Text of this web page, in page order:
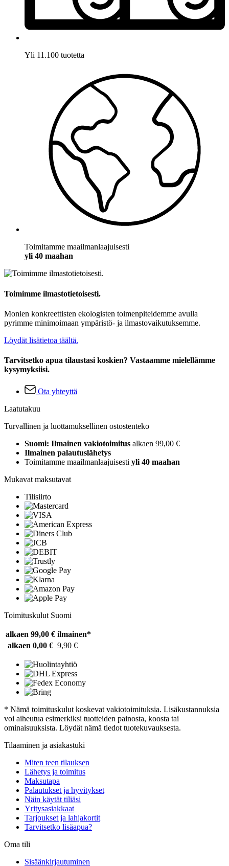
Yli 11.100 tuotetta
Toimitamme maailmanlaajuisesti
yli 40 maahan
Toimimme ilmastotietoisesti.
Monien konkreettisten ekologisten toimenpiteidemme avulla
pyrimme minimoimaan ympäristö- ja ilmastovaikutuksemme.
Löydät lisätietoa täältä.
Tarvitsetko apua tilaustasi koskien? Vastaamme mielellämme
kysymyksiisi.
Ota yhteyttä
Laatutakuu
Turvallinen ja luottamuksellinen ostostenteko
Suomi: Ilmainen vakiotoimitus alkaen 99,00 €
Ilmainen palautuslähetys
Toimitamme maailmanlaajuisesti yli 40 maahan
Mukavat maksutavat
Tilisiirto
Toimituskulut Suomi
alkaen 99,00 € ilmainen*
alkaen 0,00 € 9,90 €
* Nämä toimituskulut koskevat vakiotoimituksia. Lisäkustannuksia
voi aiheutua esimerkiksi tuotteiden painosta, koosta tai
ominaisuuksista. Löydät nämä tiedot tuotekuvauksesta.
Tilaaminen ja asiakastuki
Miten teen tilauksen
Lähetys ja toimitus
Maksutapa
Palautukset ja hyvitykset
Näin käytät tiliäsi
Yritysasiakkaat
Tarjoukset ja lahjakortit
Tarvitsetko lisäapua?
Oma tili
Sisäänkirjautuminen